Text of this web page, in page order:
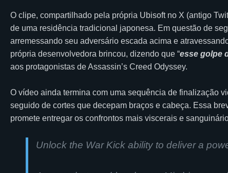
O clipe, compartilhado pela própria Ubisoft no X (antigo
de uma residência tradicional japonesa. Em questão de
arremessando seu adversário escada acima e
própria desenvolvedora brincou, dizendo que “esse golpe
aos protagonistas de Assassin’s Creed Odyssey.
O vídeo ainda termina com uma sequência de finalização
seguido de cortes que decepam braços e cabeça. Essa
promete entregar os confrontos mais viscerais e
Unlock the War Kick ability to deliver a